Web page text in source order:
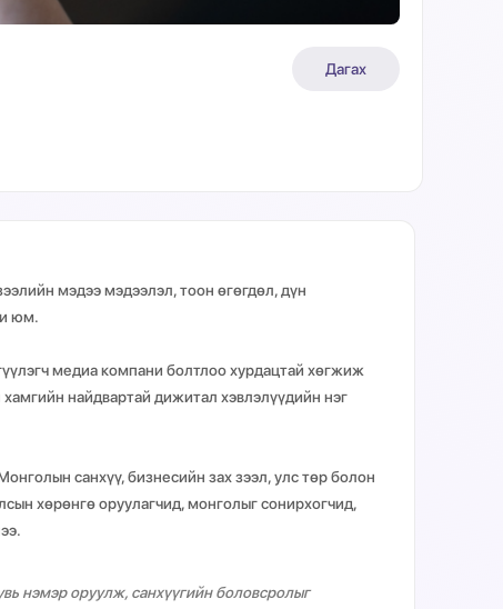
Дагах
мэдээ мэдээлэл, тоон өгөгдөл, дүн
юм.
медиа компани болтлоо хурдацтай хөгжиж
найдвартай дижитал хэвлэлүүдийн нэг
санхүү, бизнесийн зах зээл, улс төр болон
хөрөнгө оруулагчид, монголыг сонирхогчид,
нэмэр оруулж, санхүүгийн боловсролыг